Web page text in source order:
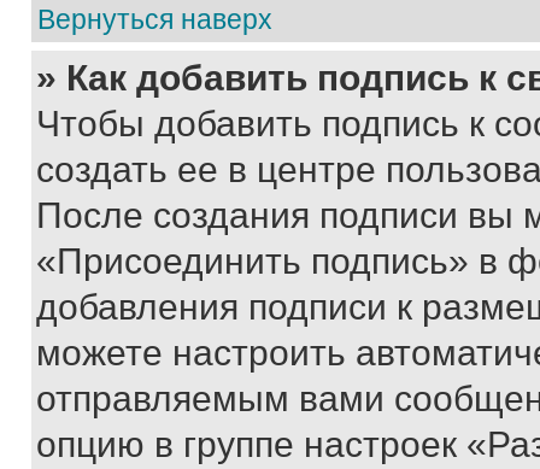
Вернуться наверх
» Как добавить подпись к
Чтобы добавить подпись к
создать ее в центре
После создания подписи вы
«Присоединить подпись» в
добавления подписи к
можете настроить
отправляемым вами
опцию в группе настроек